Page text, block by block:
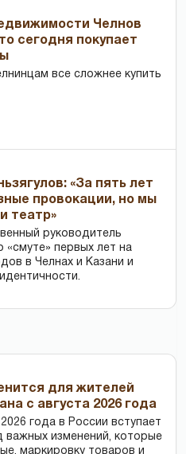
Челнов
сегодня покупает
все сложнее купить
«За пять лет
провокации, но мы
театр»
руководитель
«смуте» первых лет на
в Челнах и Казани и
для жителей
с августа 2026 года
года в России вступает
важных изменений, которые
маркировку товаров и